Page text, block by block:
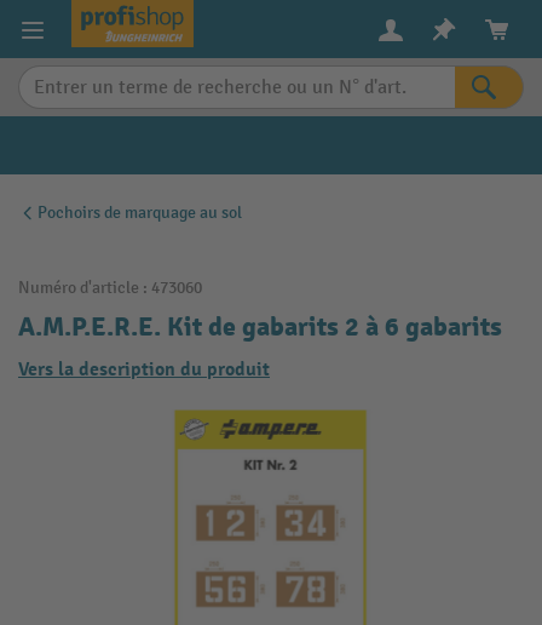
content
Pochoirs de marquage au sol
Numéro d'article : 473060
A.M.P.E.R.E. Kit de gabarits 2 à 6 gabarits
Vers la description du produit